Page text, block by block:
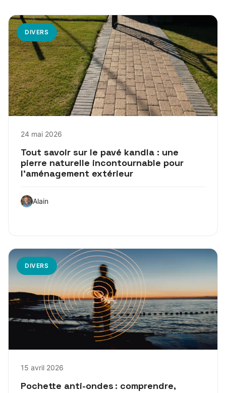
DIVERS
24 mai 2026
Tout savoir sur le pavé kandla : une
pierre naturelle incontournable pour
l’aménagement extérieur
Alain
DIVERS
15 avril 2026
Pochette anti-ondes : comprendre,